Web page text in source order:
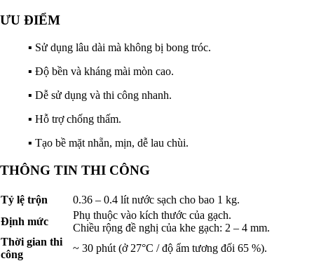
ƯU ĐIỂM
▪ Sử dụng lâu dài mà không bị bong tróc.
▪ Độ bền và kháng mài mòn cao.
▪ Dễ sử dụng và thi công nhanh.
▪ Hỗ trợ chống thấm.
▪ Tạo bề mặt nhẵn, mịn, dễ lau chùi.
THÔNG TIN THI CÔNG
Tỷ lệ trộn
0.36 – 0.4 lít nước sạch cho bao 1 kg.
Định mức
Phụ thuộc vào kích thước của gạch.
Chiều rộng đề nghị của khe gạch: 2 – 4 mm.
Thời gian thi
công
~ 30 phút (ở 27°C / độ ẩm tương đối 65 %).